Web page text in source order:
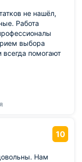
не нашёл,
Работа
выбора
помогают
10
Нам